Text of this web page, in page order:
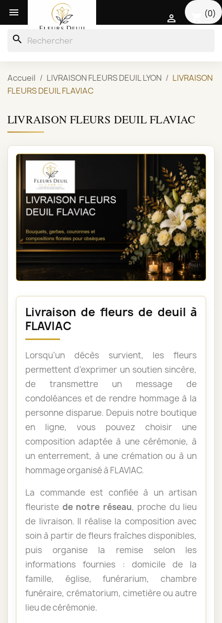
 (0)

search
Accueil LIVRAISON FLEURS DEUIL LYON
LIVRAISON
FLEURS DEUIL FLAVIAC
LIVRAISON FLEURS DEUIL FLAVIAC
Livraison de fleurs de deuil à
FLAVIAC
Lorsqu’un décès survient, les fleurs
permettent d’exprimer un soutien sincère,
de transmettre un message de
condoléances et de rendre hommage à la
personne disparue. Depuis notre boutique
en ligne, vous pouvez choisir une
composition adaptée à une cérémonie, à
un enterrement, à une crémation ou à un
hommage organisé à FLAVIAC.
La commande est confiée à un artisan
fleuriste de notre réseau, proche du lieu
de livraison. Il réalise la composition avec
soin à partir de fleurs fraîches disponibles,
puis organise la remise selon les
informations fournies : domicile de la
famille, église, funérarium, chambre
funéraire, crématorium, cimetière ou autre
lieu de cérémonie.